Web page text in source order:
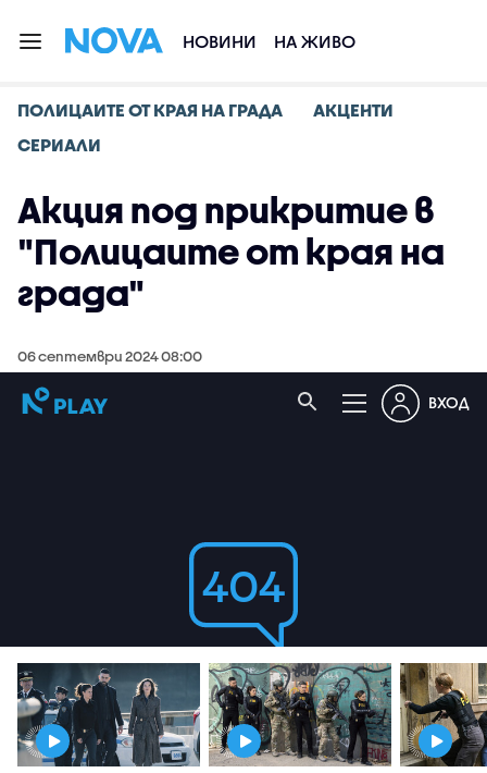
НОВИНИ НА ЖИВО
ПОЛИЦАИТЕ ОТ КРАЯ НА ГРАДА
АКЦЕНТИ
СЕРИАЛИ
Акция под прикритие в
"Полицаите от края на
града"
06 септември 2024 08:00